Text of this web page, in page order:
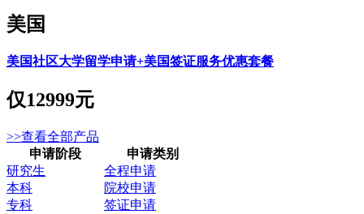
美国
美国社区大学留学申请+美国签证服务优惠套餐
仅12999元
>>查看全部产品
申请阶段
申请类别
研究生
全程申请
本科
院校申请
专科
签证申请